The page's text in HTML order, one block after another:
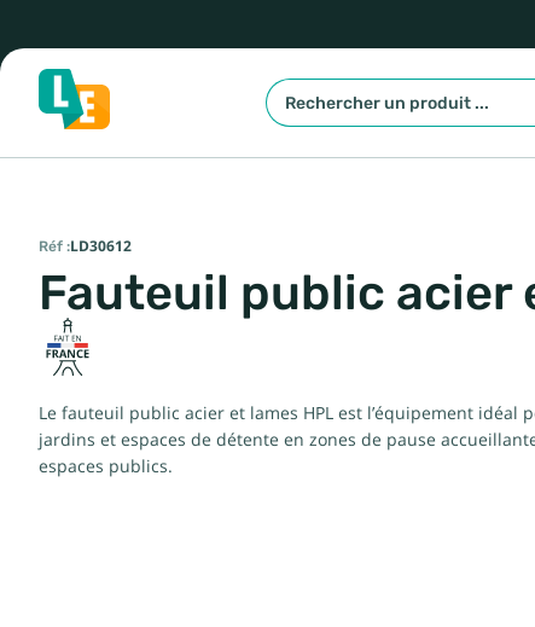
Réf :LD30612
Fauteuil public acier
Le fauteuil public acier et lames HPL est l’équipement
jardins et espaces de détente en zones de pause
espaces publics.